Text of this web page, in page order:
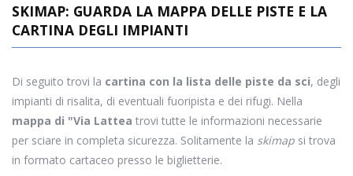
SKIMAP: GUARDA LA MAPPA DELLE PISTE E LA
CARTINA DEGLI IMPIANTI
Di seguito trovi la cartina con la lista delle piste da sci, degli
impianti di risalita, di eventuali fuoripista e dei rifugi. Nella
mappa di "Via Lattea trovi tutte le informazioni necessarie
per sciare in completa sicurezza. Solitamente la skimap si trova
in formato cartaceo presso le biglietterie.